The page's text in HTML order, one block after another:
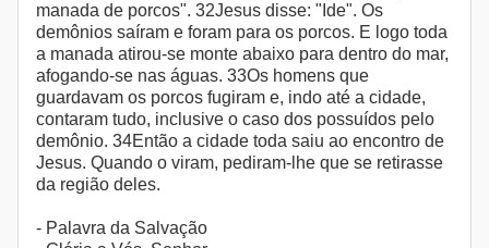
manada de porcos". 32Jesus disse: "Ide". Os
demônios saíram e foram para os porcos. E logo toda
a manada atirou-se monte abaixo para dentro do mar,
afogando-se nas águas. 33Os homens que
guardavam os porcos fugiram e, indo até a cidade,
contaram tudo, inclusive o caso dos possuídos pelo
demônio. 34Então a cidade toda saiu ao encontro de
Jesus. Quando o viram, pediram-lhe que se retirasse
da região deles.
- Palavra da Salvação